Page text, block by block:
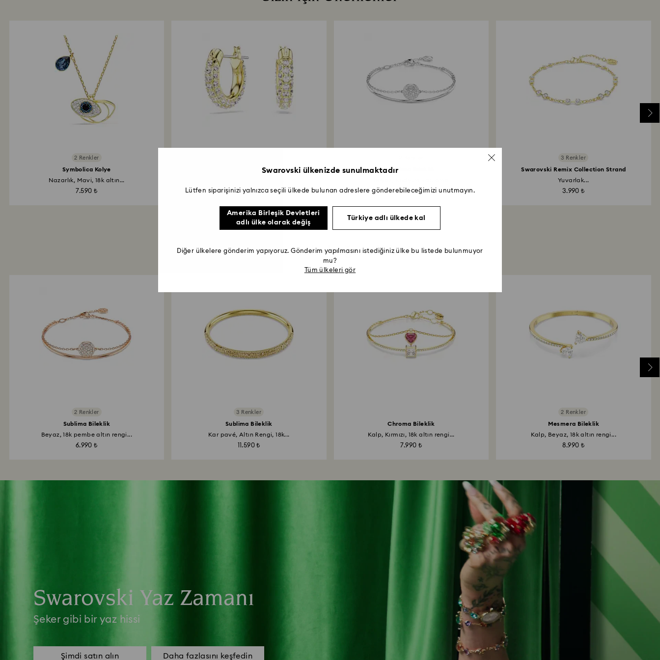
eldiven takmanız önerilir.
2 Renkler
Symbolica Kolye
Nazarlık, Mavi, 18k altın...
7.590 ₺
Dextera halka küpeler
3.990 ₺
Sublima Bileklik
5.590 ₺
3 Renkler
Swarovski Remix Collection Strand
Yuvarlak...
3.990 ₺
Şu ürünleri de beğenebilirsiniz
2 Renkler
Sublima Bileklik
Beyaz, 18k pembe altın rengi...
6.990 ₺
3 Renkler
Sublima Bileklik
Kar pavé, Altın Rengi, 18k...
11.590 ₺
Chroma Bileklik
Kalp, Kırmızı, 18k altın rengi...
7.990 ₺
2 Renkler
Mesmera Bileklik
Kalp, Beyaz, 18k altın rengi...
8.990 ₺
Swarovski Yaz Zamanı
Şeker gibi bir yaz hissi
Şimdi satın alın Daha fazlasını keşfedin
Swarovski ülkenizde sunulmaktadır
Lütfen siparişinizi yalnızca seçili ülkede bulunan adreslere gönderebileceğimizi unutmayın.
Amerika Birleşik Devletleri
adlı ülke olarak değiş
Türkiye adlı ülkede kal
Diğer ülkelere gönderim yapıyoruz. Gönderim yapılmasını istediğiniz ülke bu listede bulunmuyor
mu?
Tüm ülkeleri gör